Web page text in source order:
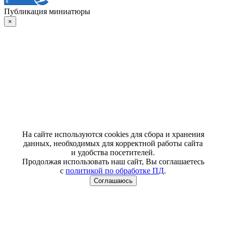
Публикация миниатюры
×
На сайте используются cookies для сбора и хранения
данных, необходимых для корректной работы сайта
и удобства посетителей.
Продолжая использовать наш сайт, Вы соглашаетесь
с политикой по обработке ПД.
Соглашаюсь